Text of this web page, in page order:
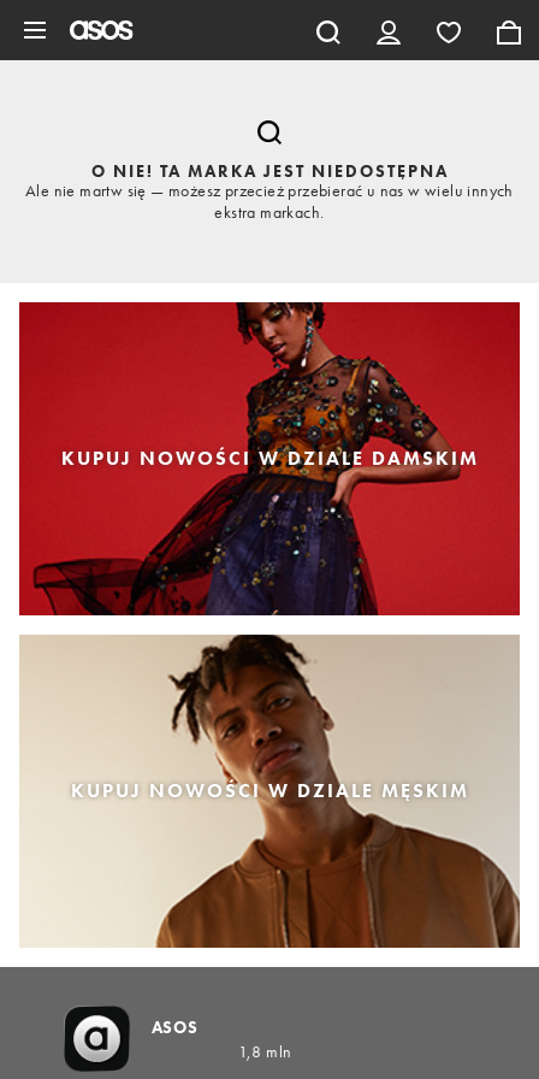
O NIE! TA MARKA JEST NIEDOSTĘPNA
Ale nie martw się — możesz przecież przebierać u nas w wielu innych
ekstra markach.
KUPUJ NOWOŚCI W DZIALE DAMSKIM
KUPUJ NOWOŚCI W DZIALE MĘSKIM
ASOS
1,8 mln